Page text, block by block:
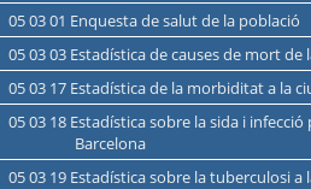
05 03 01 Enquesta de salut de la població
05 03 03 Estadística de causes de mort
05 03 17 Estadística de la morbiditat a la
05 03 18 Estadística sobre la sida i infecció pel VIH a la ciutat de
Barcelona
05 03 19 Estadística sobre la tuberculosi